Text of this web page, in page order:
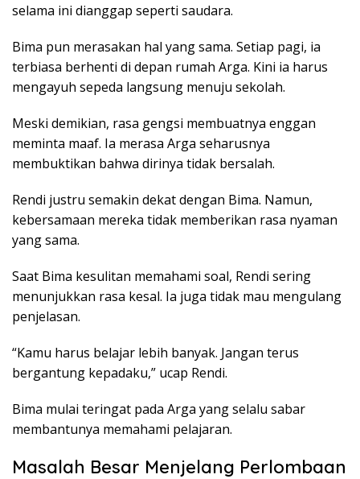
selama ini dianggap seperti saudara.
Bima pun merasakan hal yang sama. Setiap pagi, ia
terbiasa berhenti di depan rumah Arga. Kini ia harus
mengayuh sepeda langsung menuju sekolah.
Meski demikian, rasa gengsi membuatnya enggan
meminta maaf. Ia merasa Arga seharusnya
membuktikan bahwa dirinya tidak bersalah.
Rendi justru semakin dekat dengan Bima. Namun,
kebersamaan mereka tidak memberikan rasa nyaman
yang sama.
Saat Bima kesulitan memahami soal, Rendi sering
menunjukkan rasa kesal. Ia juga tidak mau mengulang
penjelasan.
“Kamu harus belajar lebih banyak. Jangan terus
bergantung kepadaku,” ucap Rendi.
Bima mulai teringat pada Arga yang selalu sabar
membantunya memahami pelajaran.
Masalah Besar Menjelang Perlombaan